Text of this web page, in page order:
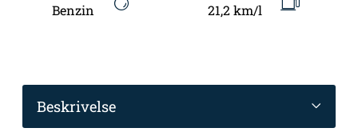
Benzin 21,2 km/l
Beskrivelse